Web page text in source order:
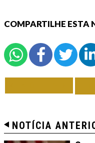
COMPARTILHE ESTA
NOTÍCIA